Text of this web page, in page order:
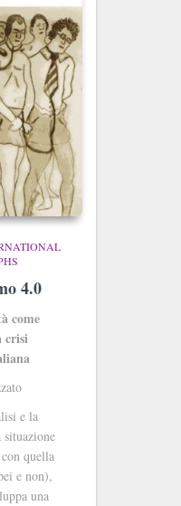
4.0
come
crisi
e la
quella
e non),
una